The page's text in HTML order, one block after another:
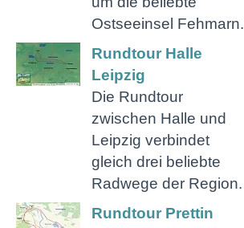
Ostseeinsel Fehmarn.
Rundtour Halle
Leipzig
Die Rundtour
zwischen Halle und
Leipzig verbindet
gleich drei beliebte
Radwege der Region.
Rundtour Prettin